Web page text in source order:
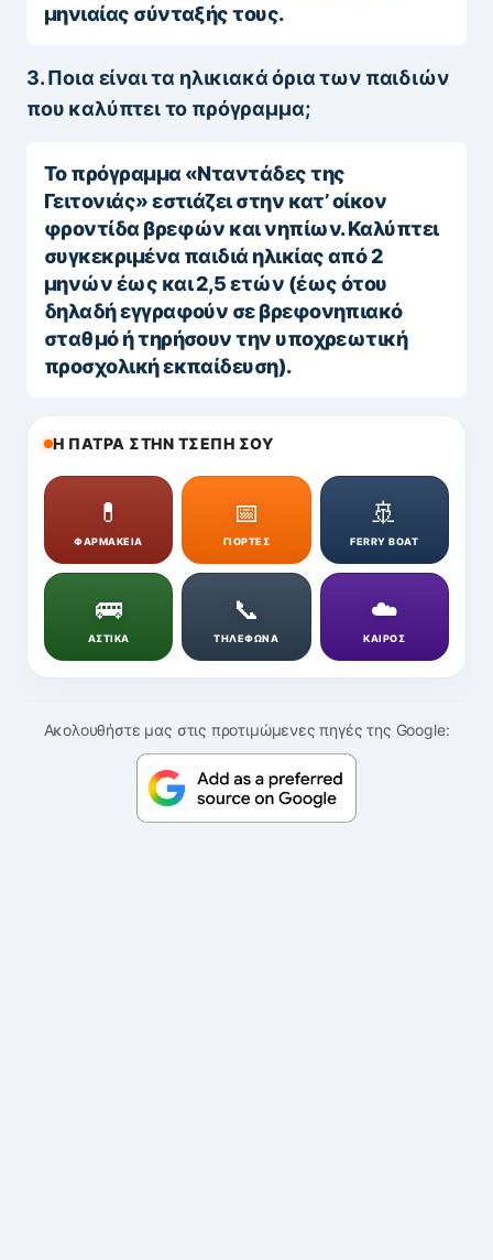
μηνιαίας σύνταξής τους.
3. Ποια είναι τα ηλικιακά όρια των παιδιών
που καλύπτει το πρόγραμμα;
Το πρόγραμμα «Νταντάδες της
Γειτονιάς» εστιάζει στην κατ’ οίκον
φροντίδα βρεφών και νηπίων. Καλύπτει
συγκεκριμένα παιδιά ηλικίας από 2
μηνών έως και 2,5 ετών (έως ότου
δηλαδή εγγραφούν σε βρεφονηπιακό
σταθμό ή τηρήσουν την υποχρεωτική
προσχολική εκπαίδευση).
Η ΠΑΤΡΑ ΣΤΗΝ ΤΣΕΠΗ ΣΟΥ
💊
ΦΑΡΜΑΚΕΙΑ
📅
ΓΙΟΡΤΕΣ
🚢
FERRY BOAT
🚌
ΑΣΤΙΚΑ
📞
ΤΗΛΕΦΩΝΑ
☁️
ΚΑΙΡΟΣ
Ακολουθήστε μας στις προτιμώμενες πηγές της Google: